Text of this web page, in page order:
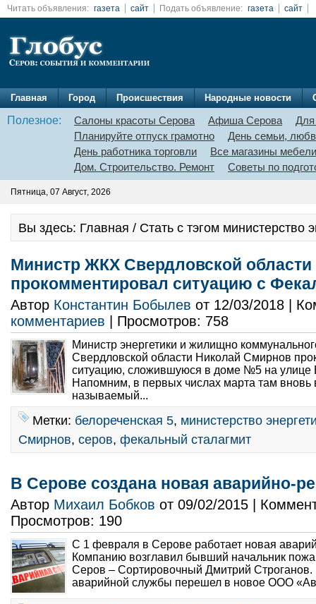
Читать объявления: газета сайт Подать объявление: газета сайт
Главная Город Происшествия Народные новости
Полезное: Салоны красоты Серова Афиша Серова
Для
Планируйте отпуск грамотно
День семьи,
День работника торговли
Все магазины мебели
Дом. Строительство. Ремонт
Советы по
Пятница, 07 Август, 2026
Вы здесь: Главная / Стать с тэгом министерство
Министр ЖКХ Свердловской
прокомментировал ситуацию с
Автор Константин Бобылев от 12/03/2018 |
комментариев | Просмотров: 758
Министр энергетики и жилищно
Свердловской области Николай Смирнов
ситуацию, сложившуюся в доме №5 на улице
Напомним, в первых числах марта там вновь
называемый...
Метки: белореченская 5, министерство
Смирнов, серов, фекальный сталагмит
В Серове создана новая аварийно-
Автор Михаил Бобков от 09/02/2015 |
Просмотров: 190
С 1 февраля в Серове работает новая
Компанию возглавил бывший начальник
Серов – Сортировочный Дмитрий
аварийной службы перешел в новое ООО